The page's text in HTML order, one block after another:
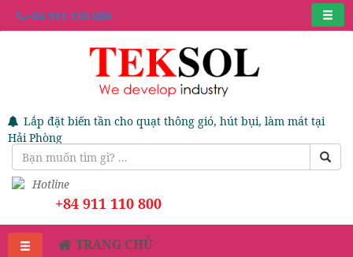
+84 911 110 800
Lắp đặt biến tần cho quạt thông gió, hút bụi, làm mát tại
Hải Phòng
Hotline
+84 911 110 800
TRANG CHỦ